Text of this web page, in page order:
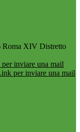
Roma XIV Distretto
inviare una mail
per inviare una mail